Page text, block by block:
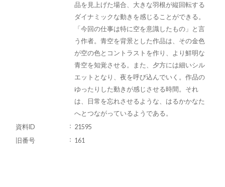
品を見上げた場合、大きな羽根が縦回転する
ダイナミックな動きを感じることができる。
「今回の仕事は特に空を意識したもの」と言
う作者。青空を背景とした作品は、その金色
が空の色とコントラストを作り、より鮮明な
青空を知覚させる。また、夕方には細いシル
エットとなり、夜を呼び込んでいく。作品の
ゆったりした動きが感じさせる時間。それ
は、日常を忘れさせるような、はるかかなた
へとつながっているようである。
資料ID
21595
旧番号
161